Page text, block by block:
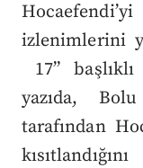
izlenimlerini
17”
yazıda,
tarafından